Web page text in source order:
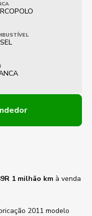
1 milhão km à venda
2011 modelo